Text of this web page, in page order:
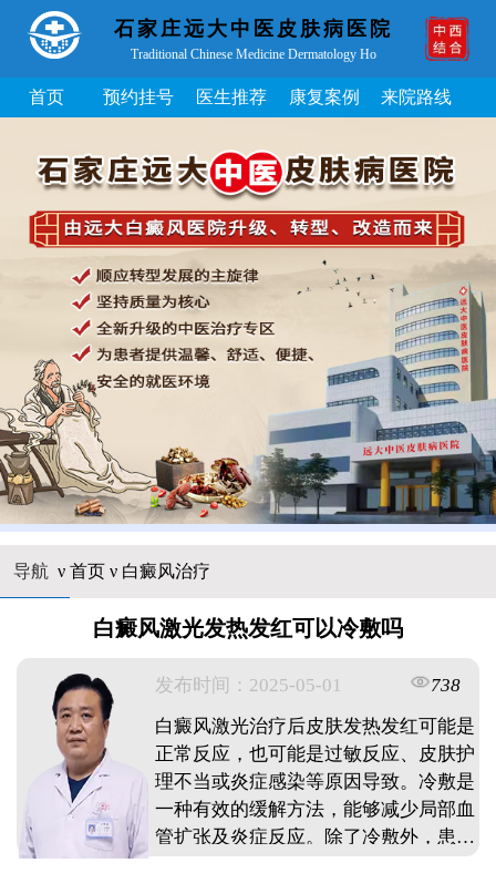
石家庄远大中医皮肤病医院
Traditional Chinese Medicine Dermatology Ho
首页 预约挂号 医生推荐 康复案例 来院路线
导航 ν 首页ν 白癜风治疗
白癜风激光发热发红可以冷敷吗
发布时间：2025-05-01
738
白癜风激光治疗后皮肤发热发红可能是
正常反应，也可能是过敏反应、皮肤护
理不当或炎症感染等原因导致。冷敷是
一种有效的缓解方法，能够减少局部血
管扩张及炎症反应。除了冷敷外，患者